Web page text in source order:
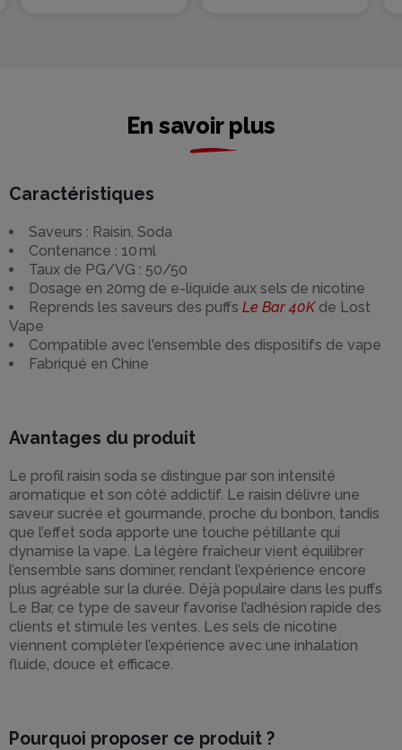
En savoir plus
Caractéristiques
Saveurs : Raisin, Soda
Contenance : 10 ml
Taux de PG/VG : 50/50
Dosage en 20mg de e-liquide aux sels de nicotine
Reprends les saveurs des puffs Le Bar 40K de Lost
Vape
Compatible avec l'ensemble des dispositifs de vape
Fabriqué en Chine
Avantages du produit
Le profil raisin soda se distingue par son intensité
aromatique et son côté addictif. Le raisin délivre une
saveur sucrée et gourmande, proche du bonbon, tandis
que l’effet soda apporte une touche pétillante qui
dynamise la vape. La légère fraîcheur vient équilibrer
l’ensemble sans dominer, rendant l’expérience encore
plus agréable sur la durée. Déjà populaire dans les puffs
Le Bar, ce type de saveur favorise l’adhésion rapide des
clients et stimule les ventes. Les sels de nicotine
viennent compléter l’expérience avec une inhalation
fluide, douce et efficace.
Pourquoi proposer ce produit ?